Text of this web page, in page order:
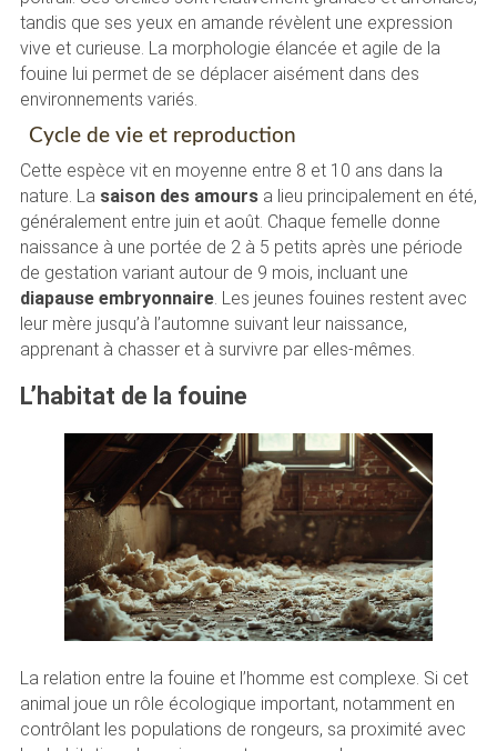
tandis que ses yeux en amande révèlent une expression
vive et curieuse. La morphologie élancée et agile de la
fouine lui permet de se déplacer aisément dans des
environnements variés.
Cycle de vie et reproduction
Cette espèce vit en moyenne entre 8 et 10 ans dans la
nature. La saison des amoursa lieu principalement en été,
généralement entre juin et août. Chaque femelle donne
naissance à une portée de 2 à 5 petits après une période
de gestation variant autour de 9 mois, incluant une
diapause embryonnaire. Les jeunes fouines restent avec
leur mère jusqu’à l’automne suivant leur naissance,
apprenant à chasser et à survivre par elles-mêmes.
L’habitat de la fouine
La relation entre la fouine et l’homme est complexe. Si cet
animal joue un rôle écologique important, notamment en
contrôlant les populations de rongeurs, sa proximité avec